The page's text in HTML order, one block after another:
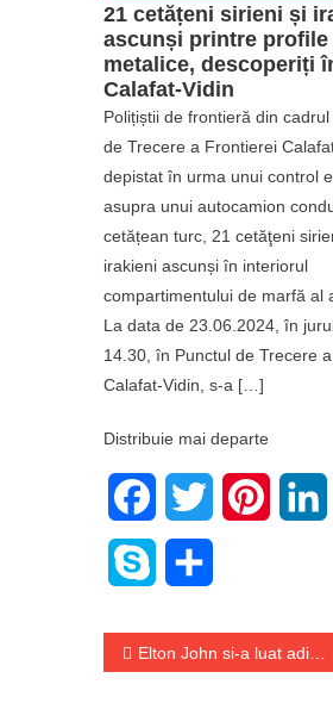
21 cetățeni sirieni și
ascunși printre profile
metalice, descoperiți
Calafat-Vidin
Polițiștii de frontieră din
de Trecere a Frontierei
depistat în urma unui control
asupra unui autocamion
cetățean turc, 21 cetăţeni
irakieni ascunși în interiorul
compartimentului de marfă al
La data de 23.06.2024, în
14.30, în Punctul de Trecere
Calafat-Vidin, s-a […]
Distribuie mai departe
FacebookTwitter
Skype
Navigare
Elton John si-a luat adio de la scena